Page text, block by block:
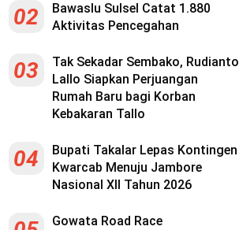
02
Bawaslu Sulsel Catat 1.880
Aktivitas Pencegahan
03
Tak Sekadar Sembako, Rudianto
Lallo Siapkan Perjuangan
Rumah Baru bagi Korban
Kebakaran Tallo
04
Bupati Takalar Lepas Kontingen
Kwarcab Menuju Jambore
Nasional XII Tahun 2026
Gowata Road Race